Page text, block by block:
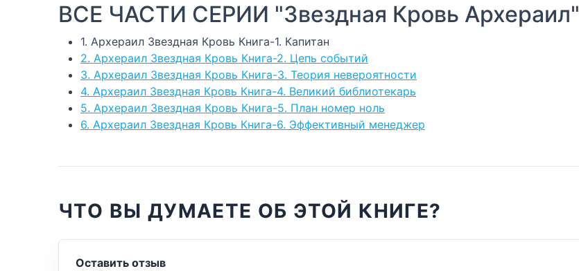
ВСЕ ЧАСТИ СЕРИИ "Звездная Кровь Архераил"
1. Архераил Звездная Кровь Книга-1. Капитан
2. Архераил Звездная Кровь Книга-2. Цепь событий
3. Архераил Звездная Кровь Книга-3. Теория невероятности
4. Архераил Звездная Кровь Книга-4. Великий библиотекарь
5. Архераил Звездная Кровь Книга-5. План номер ноль
6. Архераил Звездная Кровь Книга-6. Эффективный менеджер
ЧТО ВЫ ДУМАЕТЕ ОБ ЭТОЙ КНИГЕ?
Оставить отзыв